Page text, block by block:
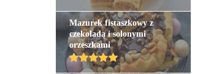
Mazurek fistaszkowy z
czekoladą i solonymi
orzeszkami